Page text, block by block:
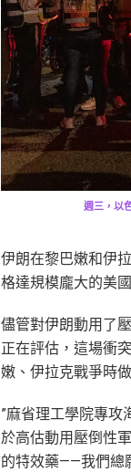
週三，以
伊朗在黎巴嫩和伊
格達規模龐大的美
儘管對伊朗動用了
正在評估，這場衝
嫩、伊拉克戰爭時
”麻省理工學院專攻
於高估動用壓倒性
的特效藥——我們總